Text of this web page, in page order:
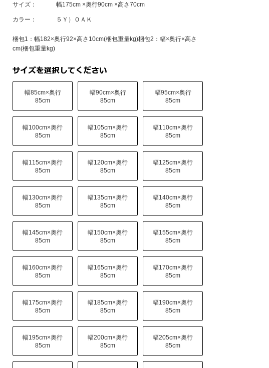
サイズ： 幅175cm ×奥行90cm ×高さ70cm
カラー： ５Ｙ）ＯＡＫ
梱包1：幅182×奥行92×高さ10cm(梱包重量kg)梱包2：幅×奥行×高さ
cm(梱包重量kg)
幅85cm×奥行
85cm
幅90cm×奥行
85cm
幅95cm×奥行
85cm
幅100cm×奥行
85cm
幅105cm×奥行
85cm
幅110cm×奥行
85cm
幅115cm×奥行
85cm
幅120cm×奥行
85cm
幅125cm×奥行
85cm
幅130cm×奥行
85cm
幅135cm×奥行
85cm
幅140cm×奥行
85cm
幅145cm×奥行
85cm
幅150cm×奥行
85cm
幅155cm×奥行
85cm
幅160cm×奥行
85cm
幅165cm×奥行
85cm
幅170cm×奥行
85cm
幅175cm×奥行
85cm
幅185cm×奥行
85cm
幅190cm×奥行
85cm
幅195cm×奥行
85cm
幅200cm×奥行
85cm
幅205cm×奥行
85cm